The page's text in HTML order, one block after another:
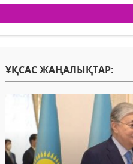
ҰҚСАС ЖАҢАЛЫҚТАР: